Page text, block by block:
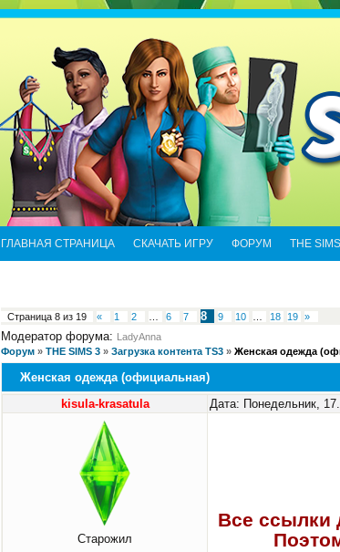
ГЛАВНАЯ СТРАНИЦА СКАЧАТЬ ИГРУ ФОРУМ THE
Страница 8 из 19 « 1 2 6 7 8 9 10 18 19 »
Модератор форума: LadyAnna
Форум » THE SIMS 3 » Загрузка контента TS3 » Женская одежда
Женская одежда (официальная)
kisula-krasatula
Дата: Понедельник,
Старожил
Все ссылки